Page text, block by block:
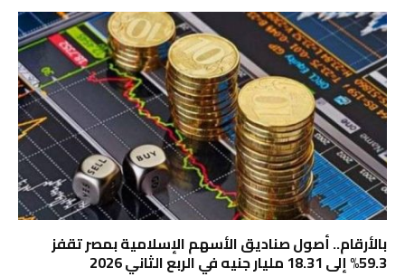
بالأرقام.. أصول صناديق الأسهم الإسلامية بمصر تقفز
59.3% إلى 18.31 مليار جنيه في الربع الثاني 2026